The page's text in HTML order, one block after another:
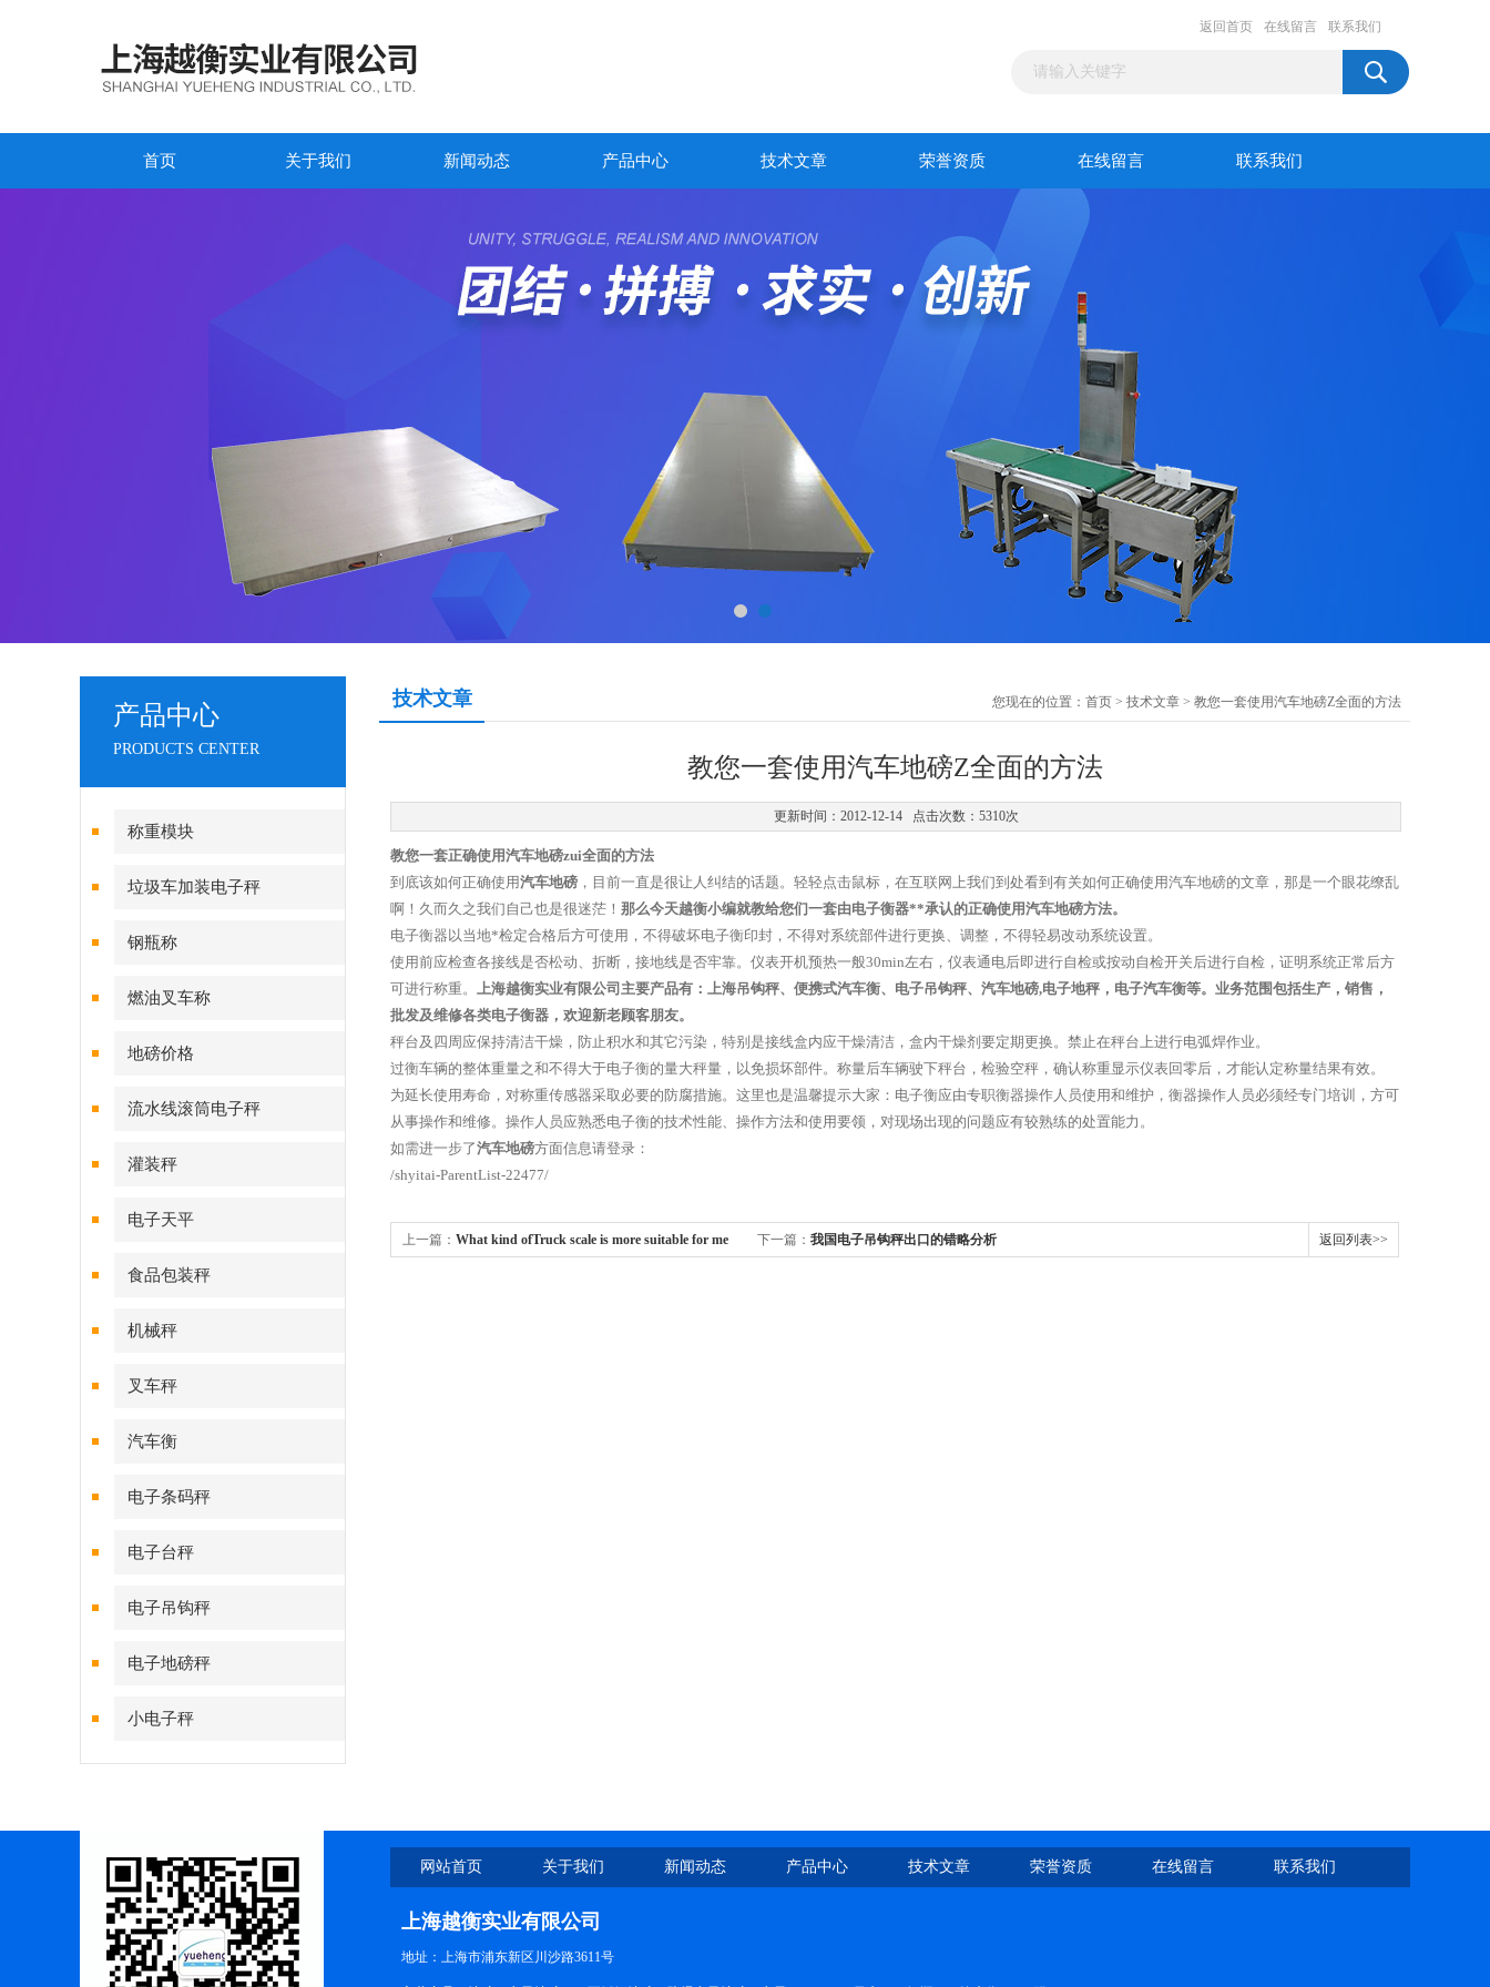
返回首页 在线留言 联系我们
首页 关于我们 新闻动态 产品中心 技术文章 荣誉资质 在线留言 联系我们
产品中心
PRODUCTS CENTER
称重模块
垃圾车加装电子秤
钢瓶称
燃油叉车称
地磅价格
流水线滚筒电子秤
灌装秤
电子天平
食品包装秤
机械秤
叉车秤
汽车衡
电子条码秤
电子台秤
电子吊钩秤
电子地磅秤
小电子秤
技术文章 您现在的位置： 首页 > 技术文章 > 教您一套使用汽车地磅Z全面的方法
教您一套使用汽车地磅Z全面的方法
更新时间：2012-12-14 点击次数：5310次
教您一套正确使用汽车地磅zui全面的方法
到底该如何正确使用汽车地磅 ，目前一直是很让人纠结的话题。轻轻点击鼠标，在互联网上我们到处看到有关如何正确使用汽车地磅的文章，那是一个眼花缭乱
啊！久而久之我们自己也是很迷茫！ 那么今天越衡小编就教给您们一套由电子衡器**承认的正确使用汽车地磅方法。
电子衡器以当地*检定合格后方可使用，不得破坏电子衡印封，不得对系统部件进行更换、调整，不得轻易改动系统设置。
使用前应检查各接线是否松动、折断，接地线是否牢靠。仪表开机预热一般30min左右，仪表通电后即进行自检或按动自检开关后进行自检，证明系统正常后方
可进行称重。 上海越衡实业有限公司主要产品有：上海吊钩秤、便携式汽车衡、电子吊钩秤、汽车地磅,电子地秤，电子汽车衡等。业务范围包括生产，销售，
批发及维修各类电子衡器，欢迎新老顾客朋友。
秤台及四周应保持清洁干燥，防止积水和其它污染，特别是接线盒内应干燥清洁，盒内干燥剂要定期更换。禁止在秤台上进行电弧焊作业。
过衡车辆的整体重量之和不得大于电子衡的量大秤量，以免损坏部件。称量后车辆驶下秤台，检验空秤，确认称重显示仪表回零后，才能认定称量结果有效。
为延长使用寿命，对称重传感器采取必要的防腐措施。这里也是温馨提示大家：电子衡应由专职衡器操作人员使用和维护，衡器操作人员必须经专门培训，方可
从事操作和维修。操作人员应熟悉电子衡的技术性能、操作方法和使用要领，对现场出现的问题应有较熟练的处置能力。
如需进一步了汽车地磅方面信息请登录：
/shyitai-ParentList-22477/
上一篇： What kind ofTruck scale is more suitable for me 下一篇： 我国电子吊钩秤出口的错略分析 返回列表>>
网站首页 关于我们 新闻动态 产品中心 技术文章 荣誉资质 在线留言 联系我们
上海越衡实业有限公司
地址：上海市浦东新区川沙路3611号